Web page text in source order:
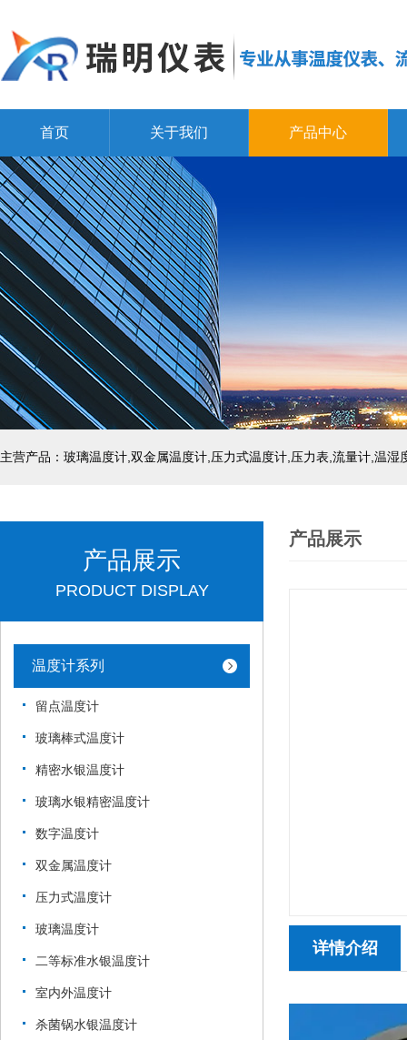
首页 关于我们 产品中心
产品展示
PRODUCT DISPLAY
温度计系列
留点温度计
玻璃棒式温度计
精密水银温度计
玻璃水银精密温度计
数字温度计
双金属温度计
压力式温度计
玻璃温度计
二等标准水银温度计
室内外温度计
杀菌锅水银温度计
产品展示
详情介绍